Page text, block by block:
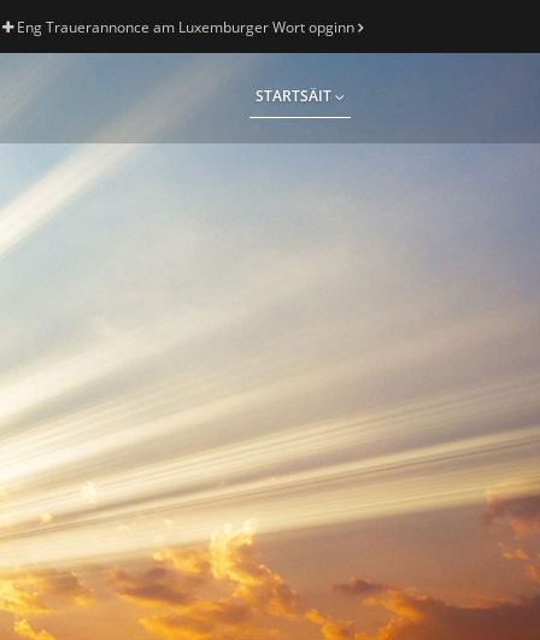
Eng Trauerannonce am Luxemburger Wort opginn
STARTSÄIT